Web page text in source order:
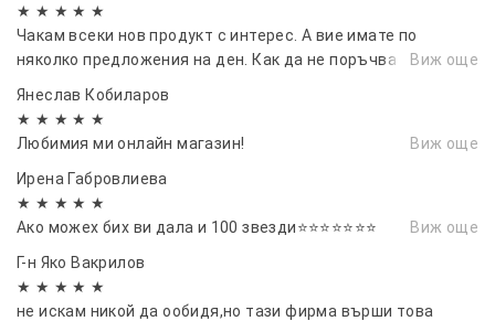
★ ★ ★ ★ ★
Чакам всеки нов продукт с интерес. А вие имате по
няколко предложения на ден. Как да не поръчва човек…
Виж още
Янеслав Кобиларов
★ ★ ★ ★ ★
Любимия ми онлайн магазин!
Виж още
Ирена Габровлиева
★ ★ ★ ★ ★
Ако можех бих ви дала и 100 звезди⭐⭐⭐⭐⭐⭐⭐
Виж още
Г-н Яко Вакрилов
★ ★ ★ ★ ★
не искам никой да ообидя,но тази фирма върши това